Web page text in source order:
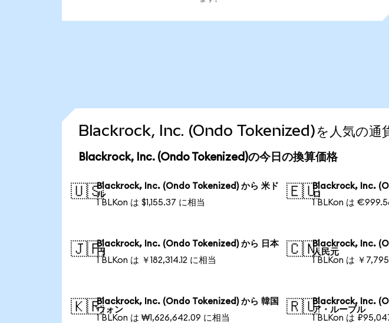
Blackrock, Inc. (Ondo Tokenized)を人気の通貨
Blackrock, Inc. (Ondo Tokenized)の今日の換算価格
🇺🇸Blackrock, Inc. (Ondo Tokenized) から 米ド
ル
1 BLKon は $1,155.37 に相当
🇪🇺Blackrock, Inc.
ロ
1 BLKon は
🇯🇵Blackrock, Inc. (Ondo Tokenized) から 日本
円
1 BLKon は ￥182,314.12 に相当
🇨🇳Blackrock, Inc.
人民元
1 BLKon は ￥
🇰🇷Blackrock, Inc. (Ondo Tokenized) から 韓国
ウォン
1 BLKon は ₩1,626,642.09 に相当
🇷🇺Blackrock, Inc.
ア・ルーブル
1 BLKon は